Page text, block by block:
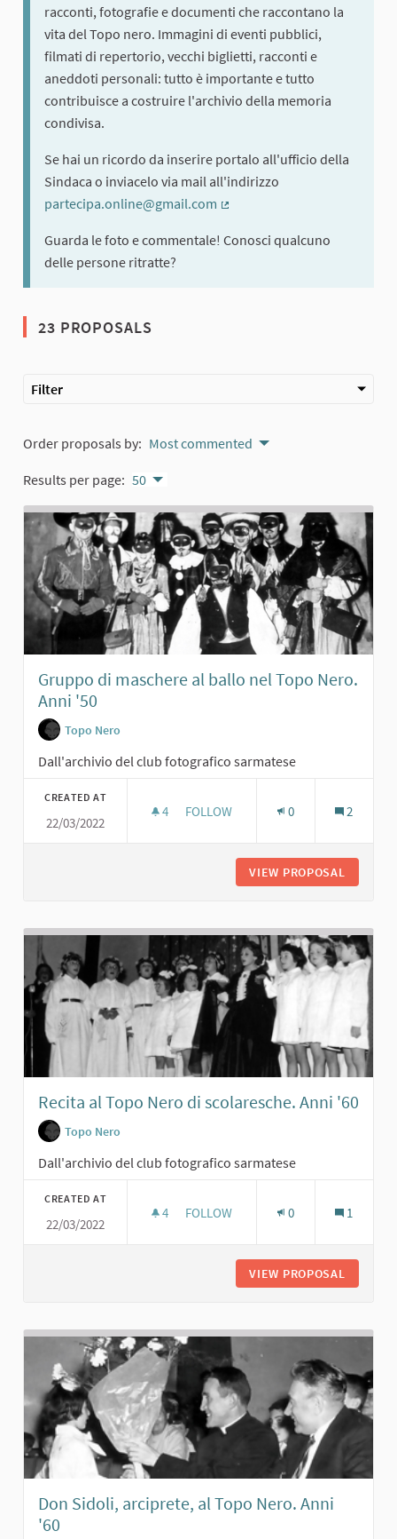
racconti, fotografie e documenti che raccontano la
vita del Topo nero. Immagini di eventi pubblici,
filmati di repertorio, vecchi biglietti, racconti e
aneddoti personali: tutto è importante e tutto
contribuisce a costruire l'archivio della memoria
condivisa.
Se hai un ricordo da inserire portalo all'ufficio della
Sindaca o inviacelo via mail all'indirizzo
partecipa.online@gmail.com
Guarda le foto e commentale! Conosci qualcuno
delle persone ritratte?
23 PROPOSALS
Filter
Order proposals by: Most commented
Results per page: 50
Gruppo di maschere al ballo nel Topo Nero.
Anni '50
Topo Nero
Dall'archivio del club fotografico sarmatese
CREATED AT
22/03/2022
4 4 FOLLOWERS
FOLLOW 0 2
VIEW PROPOSAL
Recita al Topo Nero di scolaresche. Anni '60
Topo Nero
Dall'archivio del club fotografico sarmatese
CREATED AT
22/03/2022
4 4 FOLLOWERS
FOLLOW 0 1
VIEW PROPOSAL
Don Sidoli, arciprete, al Topo Nero. Anni
'60